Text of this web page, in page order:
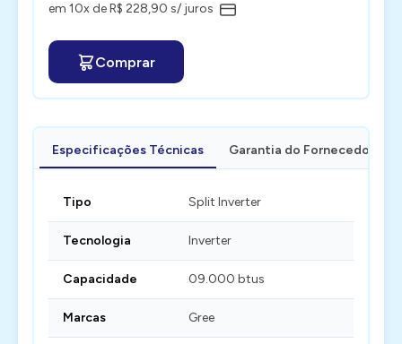
em 10x de R$ 228,90 s/ juros
Comprar
Especificações Técnicas Garantia do Fornecedor
Tipo Split Inverter
Tecnologia Inverter
Capacidade 09.000 btus
Marcas Gree